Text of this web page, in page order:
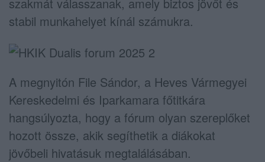
stabil munkahelyet kínál számukra.
A megnyitón File Sándor, a Heves Vármegyei
Kereskedelmi és Iparkamara főtitkára
hangsúlyozta, hogy a fórum olyan szereplőket
hozott össze, akik segíthetik a diákokat
jövőbeli hivatásuk megtalálásában.